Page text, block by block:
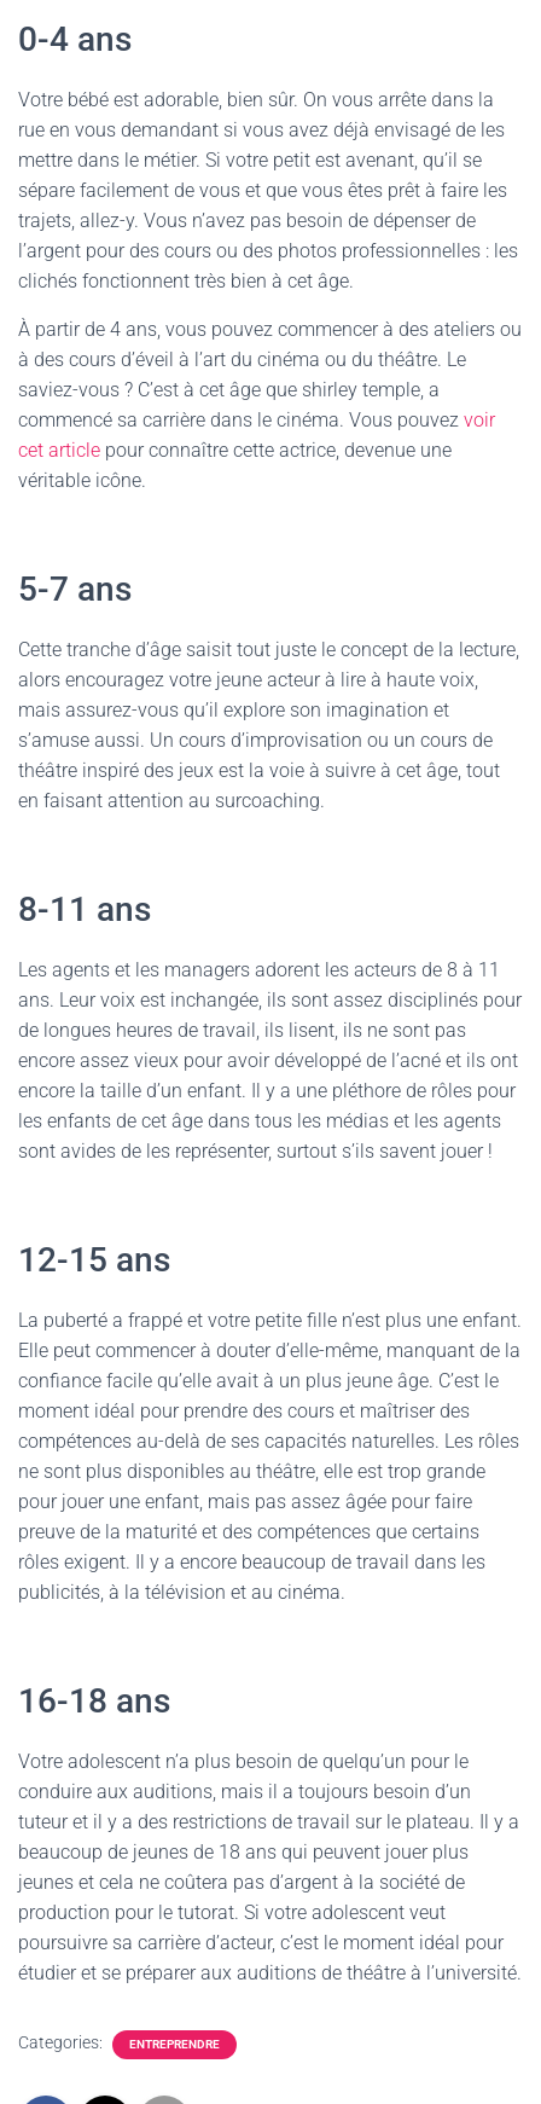
0-4 ans
Votre bébé est adorable, bien sûr. On vous arrête dans la
rue en vous demandant si vous avez déjà envisagé de les
mettre dans le métier. Si votre petit est avenant, qu’il se
sépare facilement de vous et que vous êtes prêt à faire les
trajets, allez-y. Vous n’avez pas besoin de dépenser de
l’argent pour des cours ou des photos professionnelles : les
clichés fonctionnent très bien à cet âge.
À partir de 4 ans, vous pouvez commencer à des ateliers ou
à des cours d’éveil à l’art du cinéma ou du théâtre. Le
saviez-vous ? C’est à cet âge que shirley temple, a
commencé sa carrière dans le cinéma. Vous pouvez voir
cet article pour connaître cette actrice, devenue une
véritable icône.
5-7 ans
Cette tranche d’âge saisit tout juste le concept de la lecture,
alors encouragez votre jeune acteur à lire à haute voix,
mais assurez-vous qu’il explore son imagination et
s’amuse aussi. Un cours d’improvisation ou un cours de
théâtre inspiré des jeux est la voie à suivre à cet âge, tout
en faisant attention au surcoaching.
8-11 ans
Les agents et les managers adorent les acteurs de 8 à 11
ans. Leur voix est inchangée, ils sont assez disciplinés pour
de longues heures de travail, ils lisent, ils ne sont pas
encore assez vieux pour avoir développé de l’acné et ils ont
encore la taille d’un enfant. Il y a une pléthore de rôles pour
les enfants de cet âge dans tous les médias et les agents
sont avides de les représenter, surtout s’ils savent jouer !
12-15 ans
La puberté a frappé et votre petite fille n’est plus une enfant.
Elle peut commencer à douter d’elle-même, manquant de la
confiance facile qu’elle avait à un plus jeune âge. C’est le
moment idéal pour prendre des cours et maîtriser des
compétences au-delà de ses capacités naturelles. Les rôles
ne sont plus disponibles au théâtre, elle est trop grande
pour jouer une enfant, mais pas assez âgée pour faire
preuve de la maturité et des compétences que certains
rôles exigent. Il y a encore beaucoup de travail dans les
publicités, à la télévision et au cinéma.
16-18 ans
Votre adolescent n’a plus besoin de quelqu’un pour le
conduire aux auditions, mais il a toujours besoin d’un
tuteur et il y a des restrictions de travail sur le plateau. Il y a
beaucoup de jeunes de 18 ans qui peuvent jouer plus
jeunes et cela ne coûtera pas d’argent à la société de
production pour le tutorat. Si votre adolescent veut
poursuivre sa carrière d’acteur, c’est le moment idéal pour
étudier et se préparer aux auditions de théâtre à l’université.
Categories: ENTREPRENDRE